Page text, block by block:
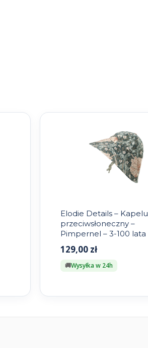
Elodie Details –
przeciwsłoneczny –
Pimpernel – 3-100 lata
129,00 zł
Wysyłka w 24h